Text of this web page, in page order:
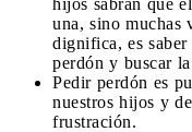
una, sino muchas
dignifica, es saber
perdón y buscar
Pedir perdón es
nuestros hijos y
frustración.